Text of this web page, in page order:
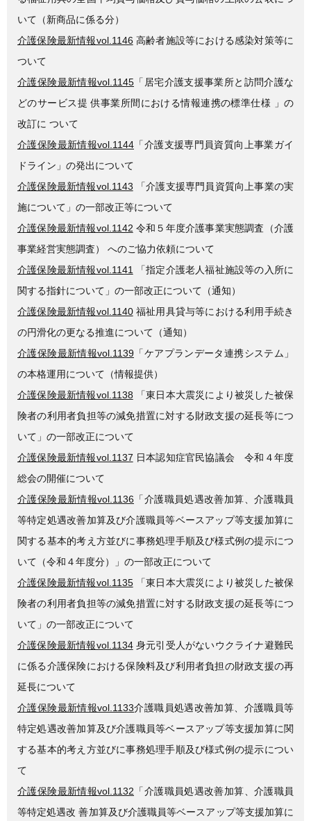
いて（新商品に係る分）
介護保険最新情報vol.1146 高齢者施設等における感染対策等に
ついて
介護保険最新情報vol.1145 「居宅介護支援事業所と訪問介護な
どのサービス提 供事業所間における情報連携の標準仕様 」の
改訂に ついて
介護保険最新情報vol.1144 「介護支援専門員資質向上事業ガイ
ドライン」の発出について
介護保険最新情報vol.1143 「介護支援専門員資質向上事業の実
施について」の一部改正等について
介護保険最新情報vol.1142 令和５年度介護事業実態調査（介護
事業経営実態調査） へのご協力依頼について
介護保険最新情報vol.1141
「指定介護老人福祉施設等の入所に
関する指針について」の一部改正について（通知）
介護保険最新情報vol.1140福祉用具貸与等における利用手続き
の円滑化の更なる推進について（通知）
介護保険最新情報vol.1139 「ケアプランデータ連携システム」
の本格運用について（情報提供）
介護保険最新情報vol.1138 「東日本大震災により被災した被保
険者の利用者負担等の減免措置に対する財政支援の延長等につ
いて」の一部改正について
介護保険最新情報vol.1137 日本認知症官民協議会 令和４年度
総会の開催について
介護保険最新情報vol.1136 「介護職員処遇改善加算、介護職員
等特定処遇改善加算及び介護職員等ベースアップ等支援加算に
関する基本的考え方並びに事務処理手順及び様式例の提示につ
いて（令和４年度分）」の一部改正について
介護保険最新情報vol.1135「東日本大震災により被災した被保
険者の利用者負担等の減免措置に対する財政支援の延長等につ
いて」の一部改正について
介護保険最新情報vol.1134身元引受人がないウクライナ避難民
に係る介護保険における保険料及び利用者負担の財政支援の再
延長について
介護保険最新情報vol.1133介護職員処遇改善加算、介護職員等
特定処遇改善加算及び介護職員等ベースアップ等支援加算に関
する基本的考え方並びに事務処理手順及び様式例の提示につい
て
介護保険最新情報vol.1132 「介護職員処遇改善加算、介護職員
等特定処遇改 善加算及び介護職員等ベースアップ等支援加算に